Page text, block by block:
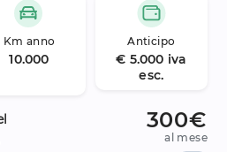
Km anno
10.000
Anticipo
€ 5.000 iva
esc.
300€
al mese